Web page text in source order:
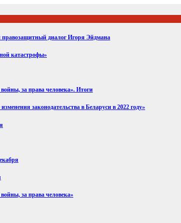
правозащитный диалог Игоря Эйдмана
катастрофы»
за права человека». Итоги
законодательства в Беларуси в 2022 году»
за права человека»